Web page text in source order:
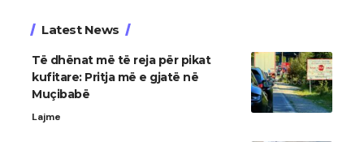
Latest News
Të dhënat më të reja për pikat
kufitare: Pritja më e gjatë në
Muçibabë
Lajme